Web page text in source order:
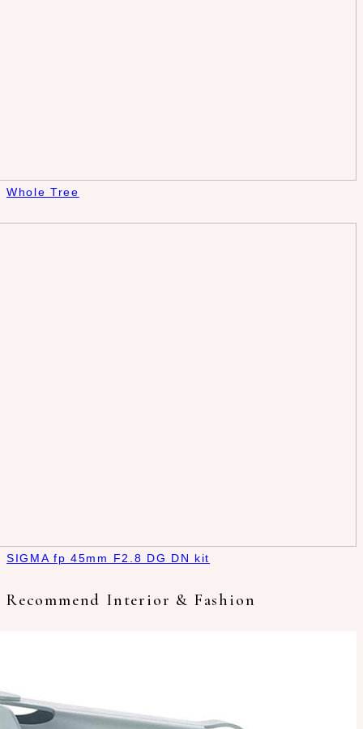
Whole Tree
SIGMA fp 45mm F2.8 DG DN kit
Recommend Interior & Fashion